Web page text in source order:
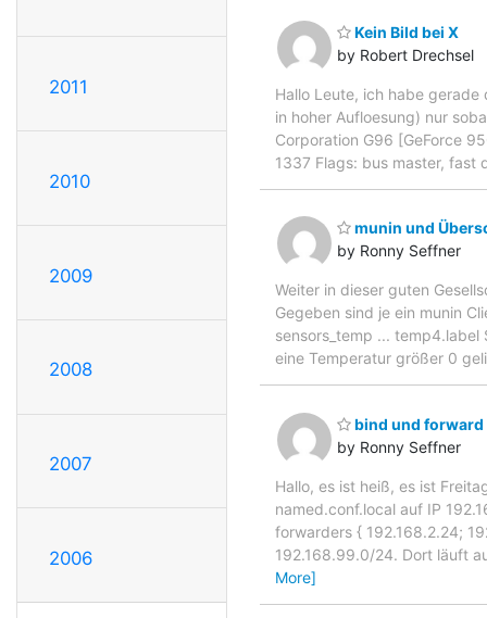
2011
2010
2009
2008
2007
2006
Kein Bild bei X
by Robert Drechsel
Hallo Leute, ich habe gerade
in hoher Aufloesung) nur
Corporation G96 [GeForce
1337 Flags: bus master,
munin und
by Ronny Seffner
Weiter in dieser guten
Gegeben sind je ein munin
sensors_temp ...
eine Temperatur größer 0
bind und forward
by Ronny Seffner
Hallo, es ist heiß, es ist
named.conf.local auf IP
forwarders { 192.168.2.24;
192.168.99.0/24. Dort läuft
More]